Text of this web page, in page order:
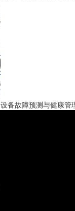
设备故障预测与健康管